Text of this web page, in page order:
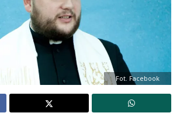
Fot. Facebook